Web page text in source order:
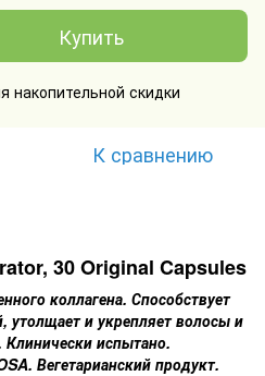
Купить
накопительной скидки
К сравнению
30 Original Capsules
коллагена. Способствует
утолщает и укрепляет волосы и
испытано.
Вегетарианский продукт.